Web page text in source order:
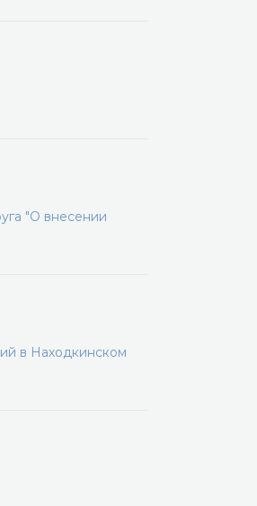
"О внесении
в Находкинском